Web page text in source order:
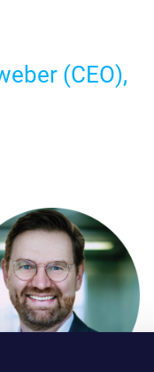
(CEO),